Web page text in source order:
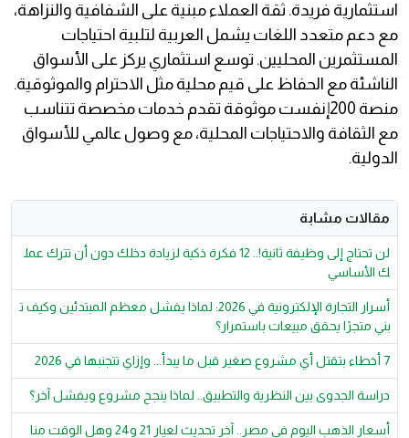
استثمارية فريدة. ثقة العملاء مبنية على الشفافية والنزاهة،
مع دعم متعدد اللغات يشمل العربية لتلبية احتياجات
المستثمرين المحليين. توسع استثماري يركز على الأسواق
الناشئة مع الحفاظ على قيم محلية مثل الاحترام والموثوقية.
منصة 200إنفست موثوقة تقدم خدمات مخصصة تتناسب
مع الثقافة والاحتياجات المحلية، مع وصول عالمي للأسواق
الدولية.
مقالات مشابة
لن تحتاج إلى وظيفة ثانية!.. 12 فكرة ذكية لزيادة دخلك دون أن تترك عمل
ك الأساسي
أسرار التجارة الإلكترونية في 2026: لماذا يفشل معظم المبتدئين وكيف ت
بني متجرًا يحقق مبيعات باستمرار؟
7 أخطاء بتقتل أي مشروع صغير قبل ما يبدأ... وإزاي تتجنبها في 2026
دراسة الجدوى بين النظرية والتطبيق.. لماذا ينجح مشروع ويفشل آخر؟
أسعار الذهب اليوم في مصر.. آخر تحديث لعيار 21 و24 وهل الوقت منا